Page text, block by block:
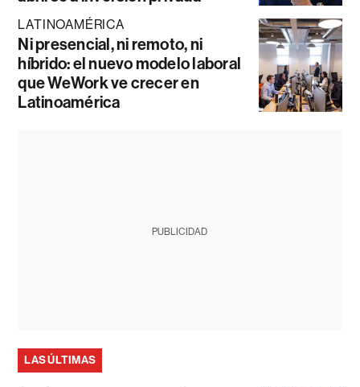
LATINOAMÉRICA
Ni presencial, ni remoto, ni
híbrido: el nuevo modelo laboral
que WeWork ve crecer en
Latinoamérica
PUBLICIDAD
LAS ÚLTIMAS